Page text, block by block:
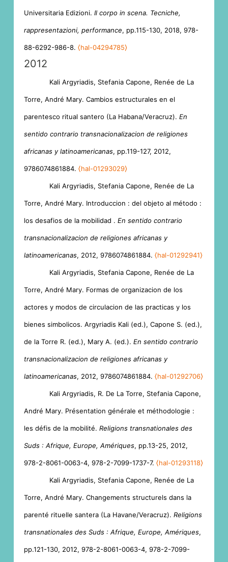
Universitaria Edizioni. Il corpo in scena. Tecniche,
rappresentazioni, performance, pp.115-130, 2018, 978-
88-6292-986-8. ⟨hal-04294785⟩
2012
Kali Argyriadis, Stefania Capone, Renée de La
Torre, André Mary. Cambios estructurales en el
parentesco ritual santero (La Habana/Veracruz). En
sentido contrario transnacionalizacion de religiones
africanas y latinoamericanas, pp.119-127, 2012,
9786074861884. ⟨hal-01293029⟩
Kali Argyriadis, Stefania Capone, Renée de La
Torre, André Mary. Introduccion : del objeto al método :
los desafios de la mobilidad . En sentido contrario
transnacionalizacion de religiones africanas y
latinoamericanas, 2012, 9786074861884. ⟨hal-01292941⟩
Kali Argyriadis, Stefania Capone, Renée de La
Torre, André Mary. Formas de organizacion de los
actores y modos de circulacion de las practicas y los
bienes simbolicos. Argyriadis Kali (ed.), Capone S. (ed.),
de la Torre R. (ed.), Mary A. (ed.). En sentido contrario
transnacionalizacion de religiones africanas y
latinoamericanas, 2012, 9786074861884. ⟨hal-01292706⟩
Kali Argyriadis, R. De La Torre, Stefania Capone,
André Mary. Présentation générale et méthodologie :
les défis de la mobilité. Religions transnationales des
Suds : Afrique, Europe, Amériques, pp.13-25, 2012,
978-2-8061-0063-4, 978-2-7099-1737-7. ⟨hal-01293118⟩
Kali Argyriadis, Stefania Capone, Renée de La
Torre, André Mary. Changements structurels dans la
parenté rituelle santera (La Havane/Veracruz). Religions
transnationales des Suds : Afrique, Europe, Amériques,
pp.121-130, 2012, 978-2-8061-0063-4, 978-2-7099-